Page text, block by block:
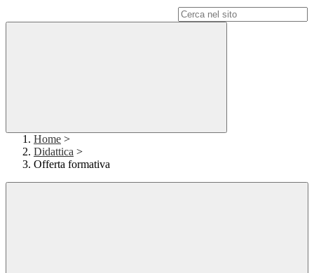
Home >
Didattica >
Offerta formativa